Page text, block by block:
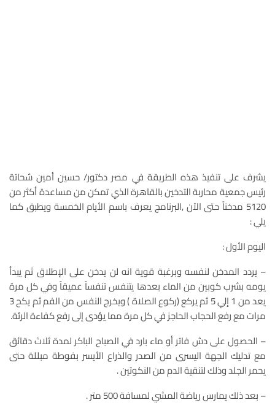
يشرف على تنفيذ هذه الطريقة في مصر دكتور/ حسين أمين شحاتة
رئيس جمعية محاربة التدخين بالقاهرة الذي تمكن من مساعدة أكثر من
5120 مدخناً حتى الآن ,البرنامج يعرف باسم الأيام الخمسة ويطبق كما
يلي :
اليوم الأول :
– يردد المدخن لنفسه وبرغبة قوية انه لن يدخن على الإطلاق ثم يبدأ
يومه بشرب كوبين من الماء بعدها يتنفس تنفساً عميقاً وفي كل مرة
يعد من 1 إلي 5 ثم يركع (ركوع الصلاة ) ويخرج النفس من الفم ثم يكح 3
مرات مع رفع الحجاب الحاجز في كل مرة مما يؤدى إلى رفع كفاءة الرئة.
– الحصول على دش فاتر أو ماء بارد في الصباح الباكر لمدة ثلاث دقائق
مع تدليك الجهة اليسرى من الصدر والذراع الأيسر بفوطة مبللة حتى
يحمر الجلد وذلك لتنقية الدم من النكوتين .
– بعد ذلك يمارس رياضة المشي لمسافة 500 متر .